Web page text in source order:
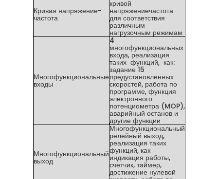
Кривая напряжение-
частота
кривой
напряжениечастота
для соответствия
различным
нагрузочным режимам
Многофункциональные
входы
4
многофункциональных
входа, реализация
таких функций, как:
задание 15
предустановленных
скоростей, работа по
программе, функция
электронного
потенциометра (MOP),
аварийный останов и
другие функции
Многофункциональный
выход
Многофункциональный
релейный выход,
реализация таких
функций, как
индикация работы,
счетчик, таймер,
достижение нулевой